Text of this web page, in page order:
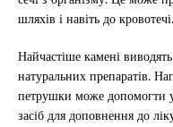
шляхів і навіть до кровотечі.
Найчастіше камені
натуральних препаратів.
петрушки може допомогти
засіб для доповнення до